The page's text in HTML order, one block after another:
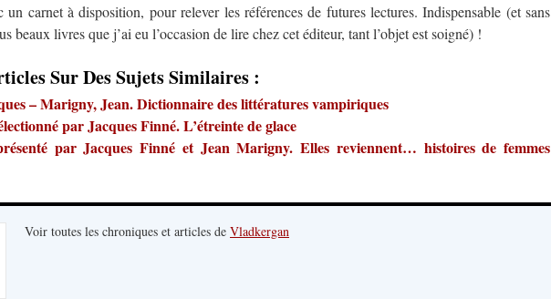
un carnet à disposition, pour relever les références de futures lectures. Indispensable (et sans
beaux livres que j’ai eu l’occasion de lire chez cet éditeur, tant l’objet est soigné) !
Sur Des Sujets Similaires :
– Marigny, Jean. Dictionnaire des littératures vampiriques
par Jacques Finné. L’étreinte de glace
par Jacques Finné et Jean Marigny. Elles reviennent… histoires de femmes
Voir toutes les chroniques et articles de Vladkergan